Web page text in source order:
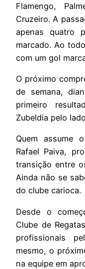
Flamengo,
Cruzeiro. A
apenas quatro
marcado. Ao
com um gol
O próximo
de semana,
primeiro
Zubeldia pelo
Quem assume
Rafael Paiva,
transição entre
Ainda não se
do clube carioca.
Desde o
Clube de
profissionais
mesmo, o
na equipe em